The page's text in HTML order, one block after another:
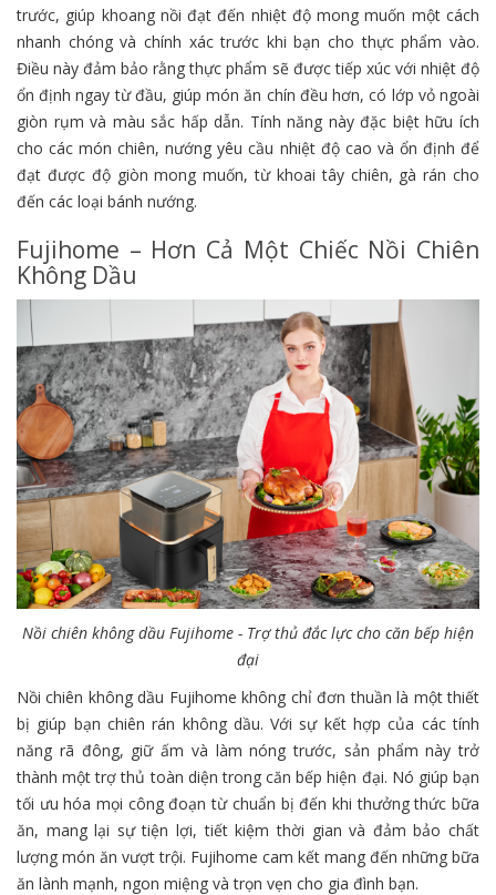
trước, giúp khoang nồi đạt đến nhiệt độ mong muốn một cách
nhanh chóng và chính xác trước khi bạn cho thực phẩm vào.
Điều này đảm bảo rằng thực phẩm sẽ được tiếp xúc với nhiệt độ
ổn định ngay từ đầu, giúp món ăn chín đều hơn, có lớp vỏ ngoài
giòn rụm và màu sắc hấp dẫn. Tính năng này đặc biệt hữu ích
cho các món chiên, nướng yêu cầu nhiệt độ cao và ổn định để
đạt được độ giòn mong muốn, từ khoai tây chiên, gà rán cho
đến các loại bánh nướng.
Fujihome – Hơn Cả Một Chiếc Nồi Chiên
Không Dầu
Nồi chiên không dầu Fujihome - Trợ thủ đắc lực cho căn bếp hiện
đại
Nồi chiên không dầu Fujihome không chỉ đơn thuần là một thiết
bị giúp bạn chiên rán không dầu. Với sự kết hợp của các tính
năng rã đông, giữ ấm và làm nóng trước, sản phẩm này trở
thành một trợ thủ toàn diện trong căn bếp hiện đại. Nó giúp bạn
tối ưu hóa mọi công đoạn từ chuẩn bị đến khi thưởng thức bữa
ăn, mang lại sự tiện lợi, tiết kiệm thời gian và đảm bảo chất
lượng món ăn vượt trội. Fujihome cam kết mang đến những bữa
ăn lành mạnh, ngon miệng và trọn vẹn cho gia đình bạn.